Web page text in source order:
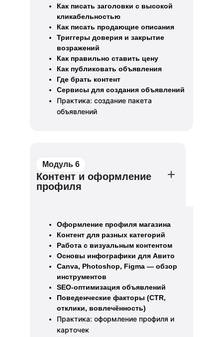
Как писать заголовки с высокой
кликабельностью
Как писать продающие описания
Триггеры доверия и закрытие
возражений
Как правильно ставить цену
Как публиковать объявления
Где брать контент
Сервисы для создания объявлений
Практика: создание пакета
объявлений
Модуль 6
Контент и оформление
профиля
Оформление профиля магазина
Контент для разных категорий
Работа с визуальным контентом
Основы инфографики для Авито
Canva, Photoshop, Figma — обзор
инструментов
SEO-оптимизация объявлений
Поведенческие факторы (CTR,
отклики, вовлечённость)
Практика: оформление профиля и
карточек